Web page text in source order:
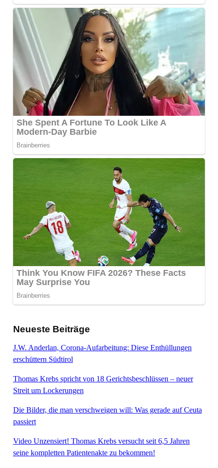
Neueste Beiträge
J.W. Anderlan, Corona-Aufarbeitung: Diese Enthüllungen
erschüttern Südtirol
Thomas Krebs spricht von 18 Gerichtsbeschlüssen – neuer
Streit um Lockerungen
Die Bilder, die man verschweigen will: Was gerade auf Ceuta
passiert
Video Unzensiert! Thomas Krebs versucht seit 6,5 Jahren
seine kompletten Patientenakte zu bekommen!